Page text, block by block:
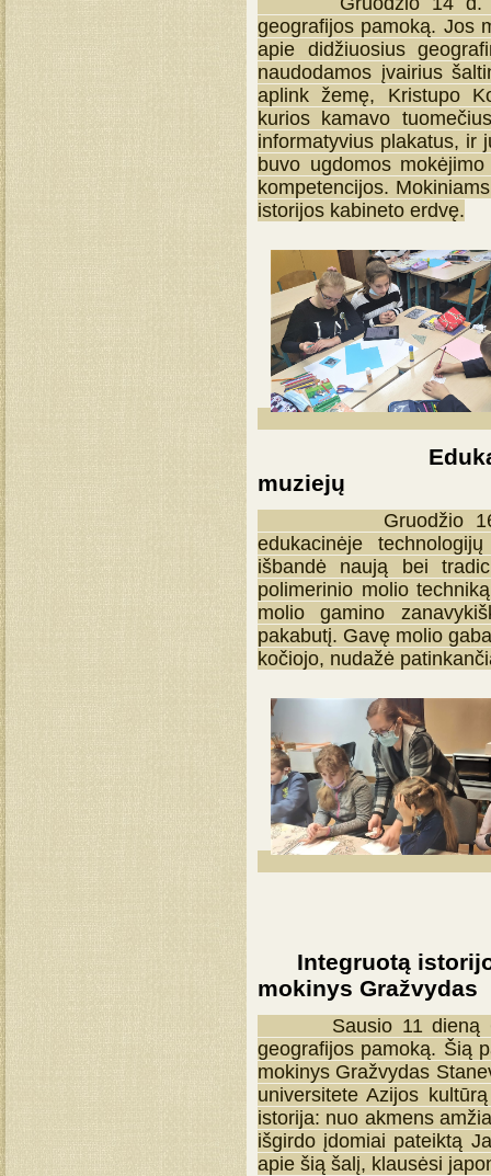
geografijos pamoką. Jos
apie didžiuosius
naudodamos įvairius
aplink žemę, Kristupo
kurios kamavo
informatyvius plakatus, ir
buvo ugdomos
kompetencijos.
istorijos kabineto erdvę.
Edukacinė
muziejų
Gruodžio 16 dieną
edukacinėje
išbandė naują bei
polimerinio molio
molio gamino
pakabutį. Gavę molio
kočiojo, nudažė
Integruotą
mokinys Gražvydas
Sausio 11 dieną 6–8
geografijos pamoką. Šią
mokinys Gražvydas
universitete Azijos
istorija: nuo akmens
išgirdo įdomiai pateiktą
apie šią šalį, klausėsi